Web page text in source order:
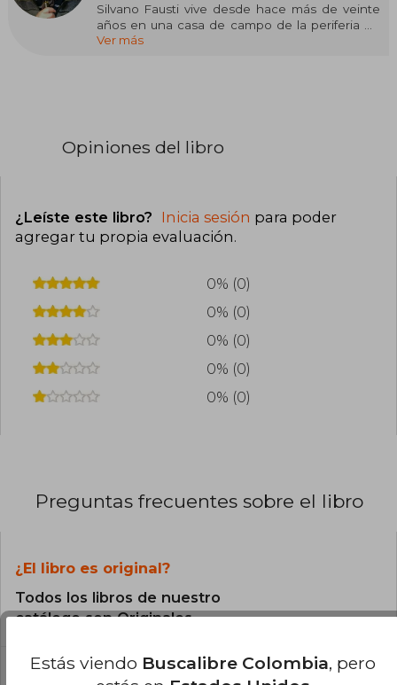
Silvano Fausti vive desde hace más de veinte
años en una casa de campo de la periferia de
Milán con una comunidad de jesuitas
Ver más
Opiniones del libro
¿Leíste este libro? Inicia sesión para poder
agregar tu propia evaluación.
0% (0)
0% (0)
0% (0)
0% (0)
0% (0)
Preguntas frecuentes sobre el libro
¿El libro es original?
Todos los libros de nuestro
catálogo son Originales.
¿En qué Idioma está escrito el
Estás viendo Buscalibre Colombia, pero